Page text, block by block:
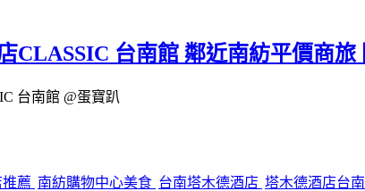
CLASSIC 台南館 鄰近南紡平價商旅
薦 南紡購物中心美食 台南塔木德酒店 塔木德酒店台